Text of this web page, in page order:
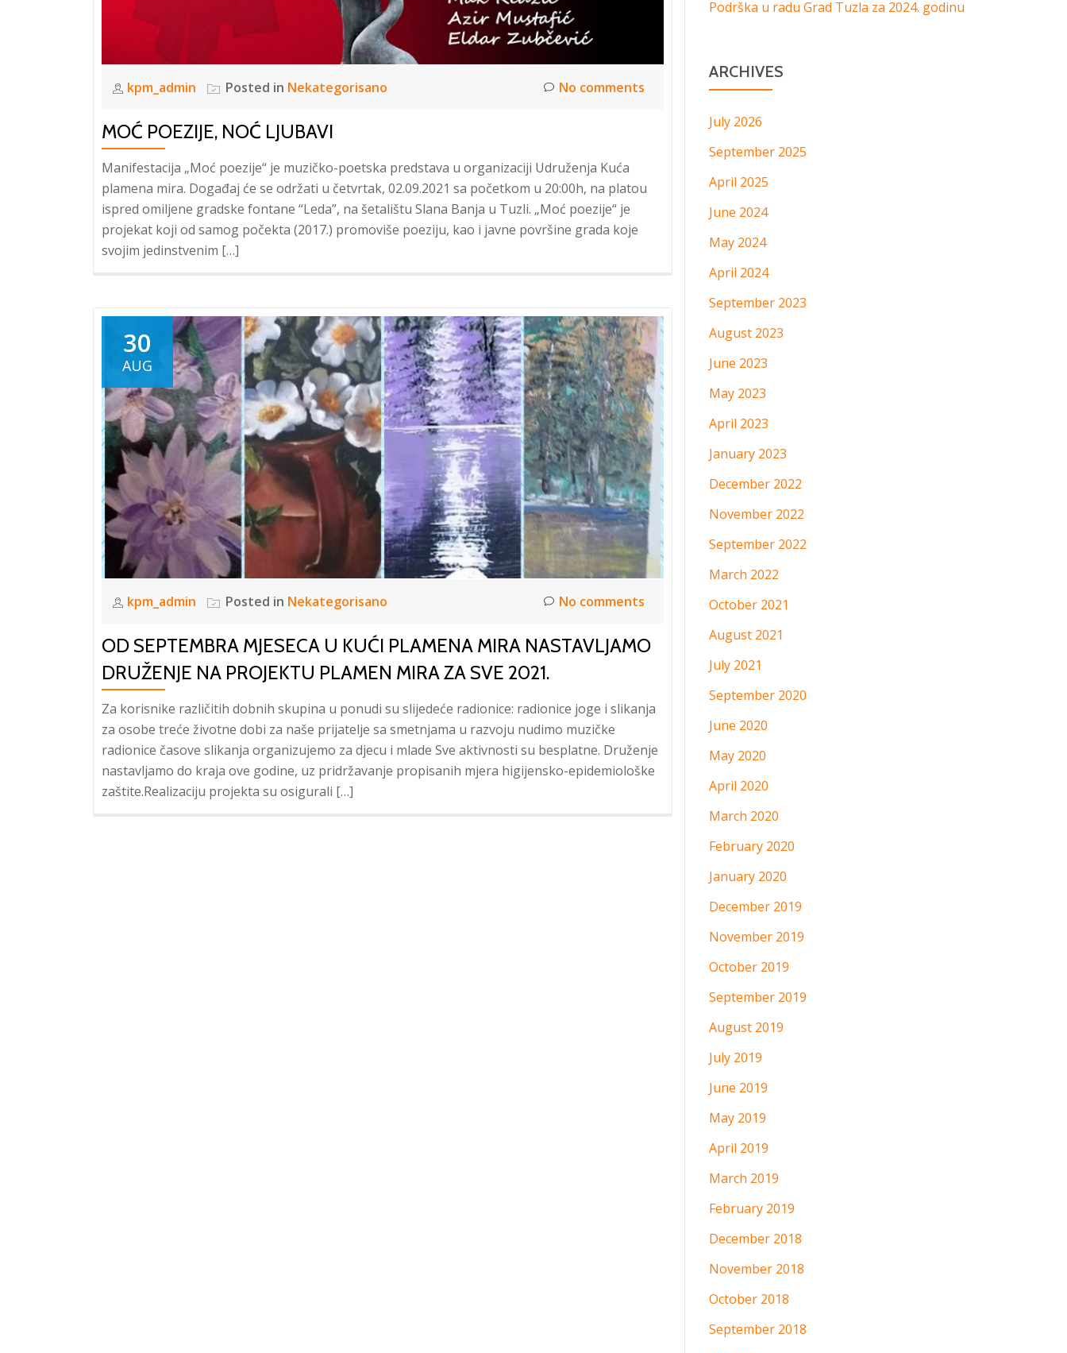
kpm_admin Posted in Nekategorisano No comments
MOĆ POEZIJE, NOĆ LJUBAVI
Manifestacija „Moć poezije“ je muzičko-poetska predstava u organizaciji Udruženja Kuća
plamena mira. Događaj će se održati u četvrtak, 02.09.2021 sa početkom u 20:00h, na platou
ispred omiljene gradske fontane “Leda”, na šetalištu Slana Banja u Tuzli. „Moć poezije“ je
projekat koji od samog počekta (2017.) promoviše poeziju, kao i javne površine grada koje
svojim jedinstvenim […]
30
AUG
kpm_admin Posted in Nekategorisano No comments
OD SEPTEMBRA MJESECA U KUĆI PLAMENA MIRA NASTAVLJAMO
DRUŽENJE NA PROJEKTU PLAMEN MIRA ZA SVE 2021.
Za korisnike različitih dobnih skupina u ponudi su slijedeće radionice: radionice joge i slikanja
za osobe treće životne dobi za naše prijatelje sa smetnjama u razvoju nudimo muzičke
radionice časove slikanja organizujemo za djecu i mlade Sve aktivnosti su besplatne. Druženje
nastavljamo do kraja ove godine, uz pridržavanje propisanih mjera higijensko-epidemiološke
zaštite.Realizaciju projekta su osigurali […]
Podrška u radu Grad Tuzla za 2024. godinu
ARCHIVES
July 2026
September 2025
April 2025
June 2024
May 2024
April 2024
September 2023
August 2023
June 2023
May 2023
April 2023
January 2023
December 2022
November 2022
September 2022
March 2022
October 2021
August 2021
July 2021
September 2020
June 2020
May 2020
April 2020
March 2020
February 2020
January 2020
December 2019
November 2019
October 2019
September 2019
August 2019
July 2019
June 2019
May 2019
April 2019
March 2019
February 2019
December 2018
November 2018
October 2018
September 2018